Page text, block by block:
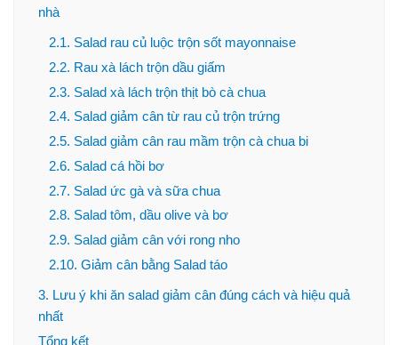
nhà
2.1. Salad rau củ luộc trộn sốt mayonnaise
2.2. Rau xà lách trộn dầu giấm
2.3. Salad xà lách trộn thịt bò cà chua
2.4. Salad giảm cân từ rau củ trộn trứng
2.5. Salad giảm cân rau mầm trộn cà chua bi
2.6. Salad cá hồi bơ
2.7. Salad ức gà và sữa chua
2.8. Salad tôm, dầu olive và bơ
2.9. Salad giảm cân với rong nho
2.10. Giảm cân bằng Salad táo
3. Lưu ý khi ăn salad giảm cân đúng cách và hiệu quả
nhất
Tổng kết